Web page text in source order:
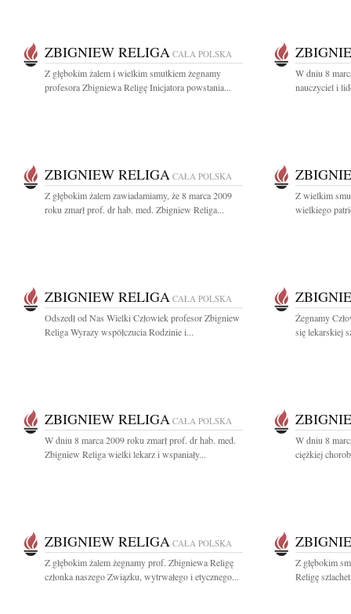
ZBIGNIEW RELIGA CAŁA POLSKA
Z głębokim żalem i wielkim smutkiem żegnamy
profesora Zbigniewa Religę Inicjatora powstania...
W dniu 8
nauczyciel i
ZBIGNIEW RELIGA CAŁA POLSKA
Z głębokim żalem zawiadamiamy, że 8 marca 2009
roku zmarł prof. dr hab. med. Zbigniew Religa...
Z wielkim
wielkiego
ZBIGNIEW RELIGA CAŁA POLSKA
Odszedł od Nas Wielki Człowiek profesor Zbigniew
Religa Wyrazy współczucia Rodzinie i...
Żegnamy
się lekarskiej
ZBIGNIEW RELIGA CAŁA POLSKA
W dniu 8 marca 2009 roku zmarł prof. dr hab. med.
Zbigniew Religa wielki lekarz i wspaniały...
W dniu 8
ciężkiej
ZBIGNIEW RELIGA CAŁA POLSKA
Z głębokim żalem żegnamy prof. Zbigniewa Religę
członka naszego Związku, wytrwałego i etycznego...
Z głębokim
Religę